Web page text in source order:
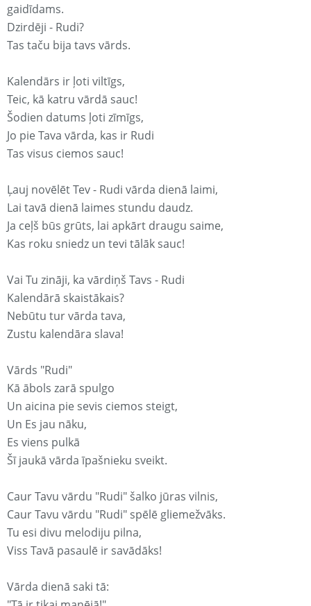
gaidīdams.
Dzirdēji - Rudi?
Tas taču bija tavs vārds.
Kalendārs ir ļoti viltīgs,
Teic, kā katru vārdā sauc!
Šodien datums ļoti zīmīgs,
Jo pie Tava vārda, kas ir Rudi
Tas visus ciemos sauc!
Ļauj novēlēt Tev - Rudi vārda dienā laimi,
Lai tavā dienā laimes stundu daudz.
Ja ceļš būs grūts, lai apkārt draugu saime,
Kas roku sniedz un tevi tālāk sauc!
Vai Tu zināji, ka vārdiņš Tavs - Rudi
Kalendārā skaistākais?
Nebūtu tur vārda tava,
Zustu kalendāra slava!
Vārds "Rudi"
Kā ābols zarā spulgo
Un aicina pie sevis ciemos steigt,
Un Es jau nāku,
Es viens pulkā
Šī jaukā vārda īpašnieku sveikt.
Caur Tavu vārdu "Rudi" šalko jūras vilnis,
Caur Tavu vārdu "Rudi" spēlē gliemežvāks.
Tu esi divu melodiju pilna,
Viss Tavā pasaulē ir savādāks!
Vārda dienā saki tā: